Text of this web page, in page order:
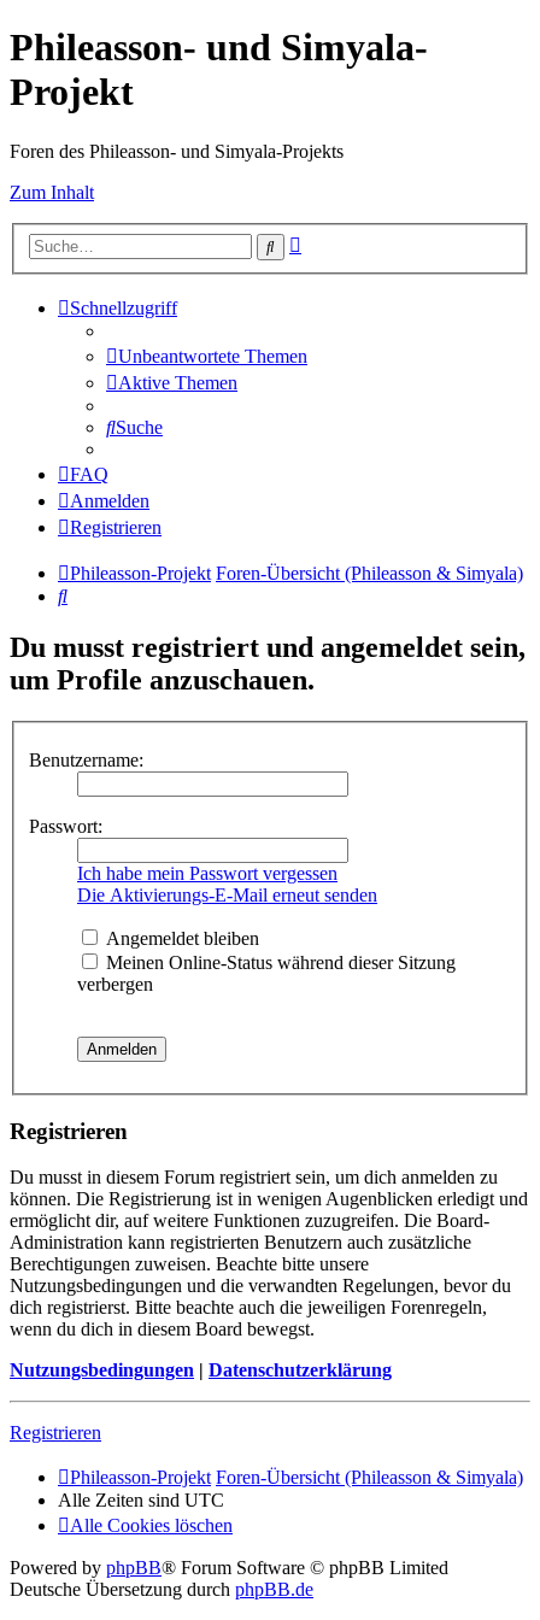
Phileasson- und Simyala-
Projekt
Foren des Phileasson- und Simyala-Projekts
Zum Inhalt
Suche
Schnellzugriff
Unbeantwortete Themen
Aktive Themen
Suche
FAQ
Anmelden
Registrieren
Phileasson-Projekt Foren-Übersicht (Phileasson & Simyala)
Suche
Du musst registriert und angemeldet sein,
um Profile anzuschauen.
Benutzername:
Passwort:
Ich habe mein Passwort vergessen
Die Aktivierungs-E-Mail erneut senden
Angemeldet bleiben
Meinen Online-Status während dieser Sitzung
verbergen
Registrieren
Du musst in diesem Forum registriert sein, um dich anmelden zu
können. Die Registrierung ist in wenigen Augenblicken erledigt und
ermöglicht dir, auf weitere Funktionen zuzugreifen. Die Board-
Administration kann registrierten Benutzern auch zusätzliche
Berechtigungen zuweisen. Beachte bitte unsere
Nutzungsbedingungen und die verwandten Regelungen, bevor du
dich registrierst. Bitte beachte auch die jeweiligen Forenregeln,
wenn du dich in diesem Board bewegst.
Nutzungsbedingungen | Datenschutzerklärung
Registrieren
Phileasson-Projekt Foren-Übersicht (Phileasson & Simyala)
Alle Zeiten sind UTC
Alle Cookies löschen
Powered by phpBB® Forum Software © phpBB Limited
Deutsche Übersetzung durch phpBB.de